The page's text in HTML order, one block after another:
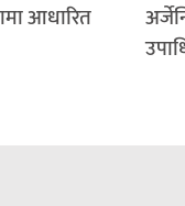
आधारित